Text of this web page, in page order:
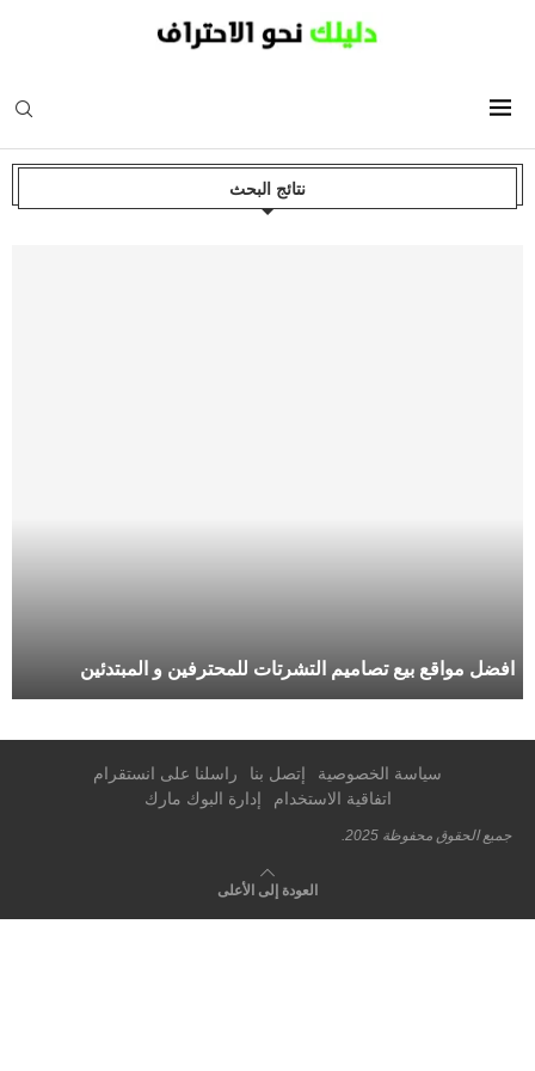
نتائج البحث
افضل مواقع بيع تصاميم التشرتات للمحترفين و المبتدئين
سياسة الخصوصية إتصل بنا
راسلنا على انستقرام
اتفاقية الاستخدام
إدارة البوك مارك
جميع الحقوق محفوظة 2025.
العودة إلى الأعلى